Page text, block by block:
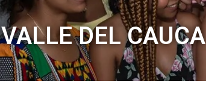
VALLE DEL CAUCA